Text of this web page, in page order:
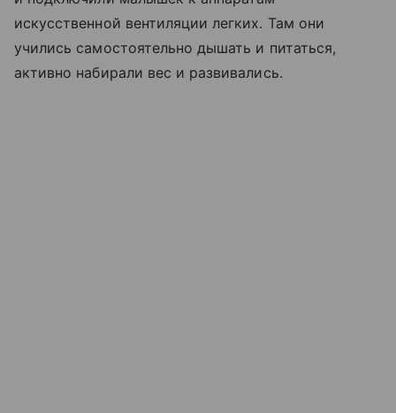
искусственной вентиляции легких. Там они
учились самостоятельно дышать и питаться,
активно набирали вес и развивались.